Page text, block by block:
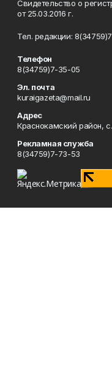
Свидетельство о
от 25.03.2016 г.
Тел. редакции:
Телефон
8(34759)7-35-05
Эл. почта
kuraigazeta@mail.ru
Адрес
Краснокамский район,
Рекламная служба
8(34759)7-73-53